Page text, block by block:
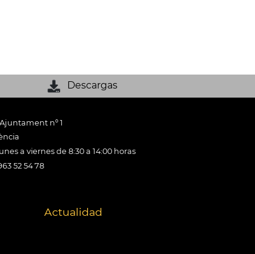
Descargas
nº 1
a viernes de 8:30 a 14:00 horas
52 54 78
Actualidad